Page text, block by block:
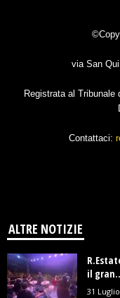
via San
Registrata al Tribunale
Contattaci:
ALTRE NOTIZIE
il
31